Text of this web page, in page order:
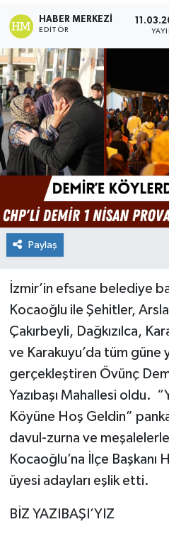
HABER MERKEZI
EDITÖR
Paylaş
İzmir’in efsane belediye
Kocaoğlu ile Şehitler,
Çakırbeyli, Dağkızılca,
ve Karakuyu’da tüm güne
gerçekleştiren Övünç
Yazıbaşı Mahallesi oldu.
Köyüne Hoş Geldin”
davul-zurna ve
Kocaoğlu’na İlçe Başkanı
üyesi adayları eşlik etti.
BİZ YAZIBAŞI’YIZ